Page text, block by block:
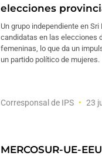
elecciones
Un grupo independiente en
candidatas en las elecciones
femeninas, lo que da un
un partido político de mujeres.
Corresponsal de IPS 23
MERCOSUR-UE-